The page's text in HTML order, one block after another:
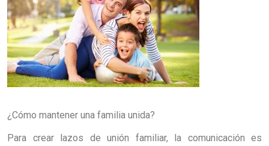
¿Cómo mantener una familia unida?
Para crear lazos de unión familiar, la comunicación es